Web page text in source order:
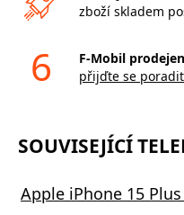
zboží skladem
6
F-Mobil prodejen
přijďte se poradit
SOUVISEJÍCÍ
Apple iPhone 15